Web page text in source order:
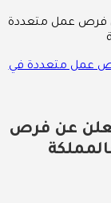
فرص عمل متعددة
تعلن عن فرص